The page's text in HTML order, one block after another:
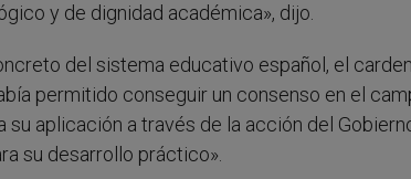
y de dignidad académica», dijo.
del sistema educativo español, el
permitido conseguir un consenso en el
su aplicación a través de la acción del
su desarrollo práctico».